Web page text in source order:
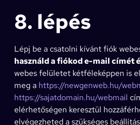
8. lépés
Lépj be a csatolni kívánt fiók
használd a fiókod e-mail címét
webes felületet kétféleképpen is
meg a https://newgenweb.hu/
https://sajatdomain.hu/webmail
elérhetőségen keresztül
elvégezheted a szükséges